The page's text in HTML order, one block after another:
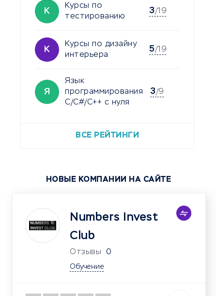
К
Курсы по
тестированию
3/19
К
Курсы по дизайну
интерьера
5/19
Я
Язык
программирования
C/C#/C++ с нуля
3/9
ВСЕ РЕЙТИНГИ
НОВЫЕ КОМПАНИИ НА САЙТЕ
Numbers Invest
Club
Отзывы 0
Обучение